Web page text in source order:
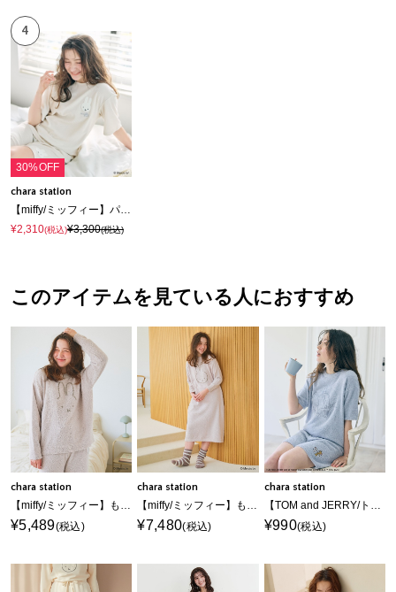
4
30%OFF
chara station
【miffy/ミッフィー】パイルリブトップス/ルームウェア◆別注◆上下別売り（2026SS）
¥2,310(税込)¥3,300(税込)
このアイテムを見ている人におすすめ
chara station
【miffy/ミッフィー】もこもこルームウェア長袖トップス（上下別売り）
¥5,489(税込)
chara station
【miffy/ミッフィー】もこもこルームウェアワンピース
¥7,480(税込)
chara station
【TOM and JERRY/トムとジェリー】トムジェリもこもこルームウェア半袖トップス（上下別売り）
¥990(税込)